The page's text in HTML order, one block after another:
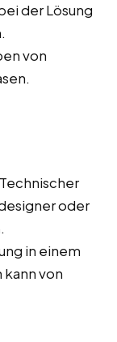
der Lösung
von
oder
in einem
von